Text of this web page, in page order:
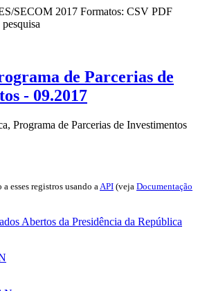
SECOM 2017 Formatos: CSV PDF
pesquisa
de Parcerias de
- 09.2017
Programa de Parcerias de Investimentos
esses registros usando a API (veja Documentação
Abertos da Presidência da República